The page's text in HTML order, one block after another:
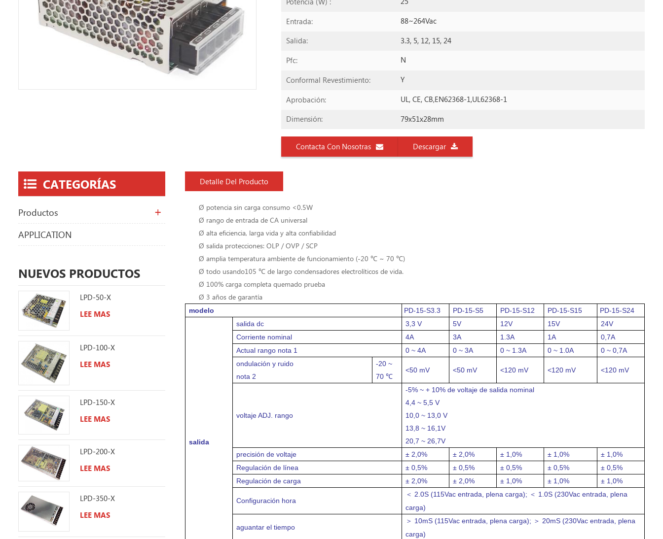
Entrada: 88~264Vac
Salida: 3.3, 5, 12, 15, 24
Pfc: N
Conformal Revestimiento: Y
Aprobación: UL, CE, CB,EN62368-1,UL62368-1
Dimensión: 79x51x28mm
Contacta Con Nosotras Descargar
Detalle Del Producto
Ø potencia sin carga consumo <0.5W
Ø rango de entrada de CA universal
Ø alta eficiencia, larga vida y alta confiabilidad
Ø salida protecciones: OLP / OVP / SCP
Ø amplia temperatura ambiente de funcionamiento (-20 ℃ ~ 70 ℃)
Ø todo usando105 ℃ de largo condensadores electrolíticos de vida.
Ø 100% carga completa quemado prueba
Ø 3 años de garantía
modelo PD-15-S3.3 PD-15-S5 PD-15-S12 PD-15-S15 PD-15-S24
salida
salida dc 3,3 V 5V 12V 15V
24V
Corriente nominal
4A 3A 1.3A 1A
0,7A
Actualrangonota 1 0 ~ 4A 0 ~ 3A 0 ~ 1.3A 0 ~ 1.0A
0 ~ 0,7A
ondulación y ruido
nota 2
-20 ~
70 ℃
<50 mV <50 mV <120 mV <120 mV <120 mV
voltaje ADJ. rango
-5% ~ + 10% de voltaje de salida nominal
4,4 ~ 5,5 V
10,0 ~ 13,0 V
13,8 ~ 16,1V
20,7 ~ 26,7V
precisión de voltaje
± 2,0% ± 2,0% ± 1,0% ± 1,0%
± 1,0%
Regulación de línea
± 0,5% ± 0,5% ± 0,5% ± 0,5%
± 0,5%
Regulación de carga
± 2,0% ± 2,0% ± 1,0% ± 1,0% ± 1,0%
Configuración hora
＜ 2.0S (115Vac entrada, plena carga); ＜ 1.0S (230Vac entrada, plena
carga)
aguantar el tiempo
＞ 10mS (115Vac entrada, plena carga); ＞ 20mS (230Vac entrada, plena
carga)
CATEGORÍAS
Productos
APPLICATION
NUEVOS PRODUCTOS
LPD-50-X
LEE MAS
LPD-100-X
LEE MAS
LPD-150-X
LEE MAS
LPD-200-X
LEE MAS
LPD-350-X
LEE MAS